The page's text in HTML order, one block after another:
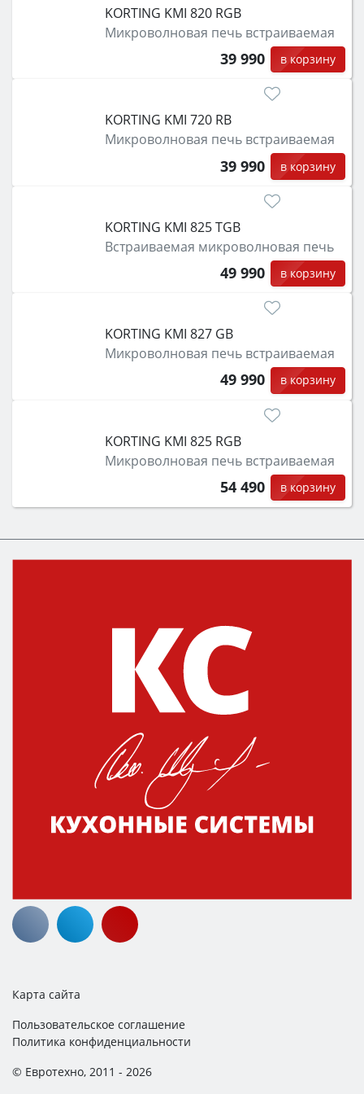
KORTING KMI 820 RGB
Микроволновая печь встраиваемая
39 990 в корзину
KORTING KMI 720 RB
Микроволновая печь встраиваемая
39 990 в корзину
KORTING KMI 825 TGB
Встраиваемая микроволновая печь
49 990 в корзину
KORTING KMI 827 GB
Микроволновая печь встраиваемая
49 990 в корзину
KORTING KMI 825 RGB
Микроволновая печь встраиваемая
54 490 в корзину
Карта сайта
Пользовательское соглашение
Политика конфиденциальности
© Евротехно, 2011 - 2026